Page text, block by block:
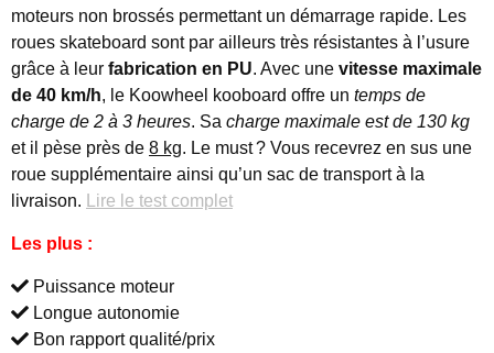
moteurs non brossés permettant un démarrage rapide. Les
roues skateboard sont par ailleurs très résistantes à l’usure
grâce à leur fabrication en PU. Avec une vitesse maximale
de 40 km/h, le Koowheel kooboard offre un temps de
charge de 2 à 3 heures. Sa charge maximale est de 130 kg
et il pèse près de 8 kg. Le must ? Vous recevrez en sus une
roue supplémentaire ainsi qu’un sac de transport à la
livraison.
Lire le test complet
Les plus :
Puissance moteur
Longue autonomie
Bon rapport qualité/prix